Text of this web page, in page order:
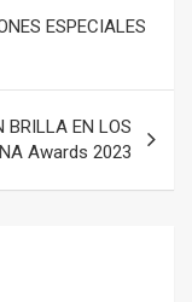
ESPECIALES
BRILLA EN LOS
Awards 2023